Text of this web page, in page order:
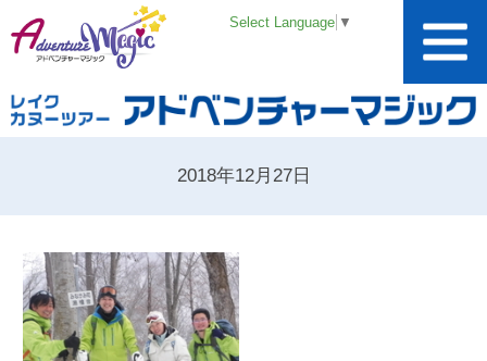
Select Language ▼
2018年12月27日